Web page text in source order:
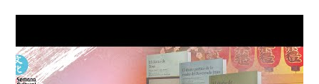
Museo de la Inmigración Japonesa